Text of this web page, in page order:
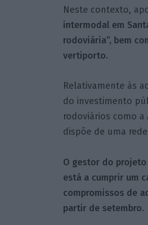
Neste contexto,
intermodal em
rodoviária”, bem
vertiporto.
Relativamente às
do investimento
rodoviários como a
dispõe de uma
O gestor do projeto
está a cumprir um
compromissos de
partir de setembro.